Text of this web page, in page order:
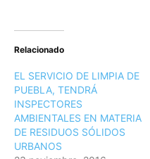
Relacionado
EL SERVICIO DE LIMPIA DE
PUEBLA, TENDRÁ
INSPECTORES
AMBIENTALES EN MATERIA
DE RESIDUOS SÓLIDOS
URBANOS